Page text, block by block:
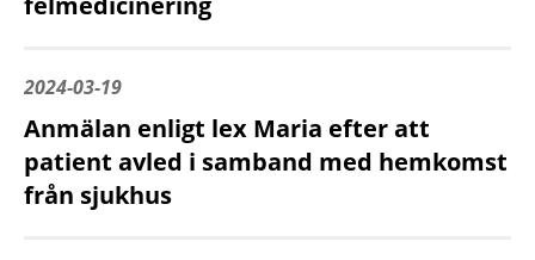
2024-03-19
Anmälan enligt lex Maria efter att
patient avled i samband med hemkomst
från sjukhus